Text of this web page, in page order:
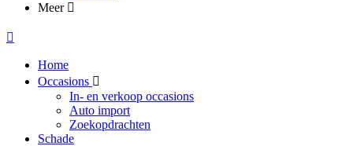
Meer
Home
Occasions
In- en verkoop occasions
Auto import
Zoekopdrachten
Schade